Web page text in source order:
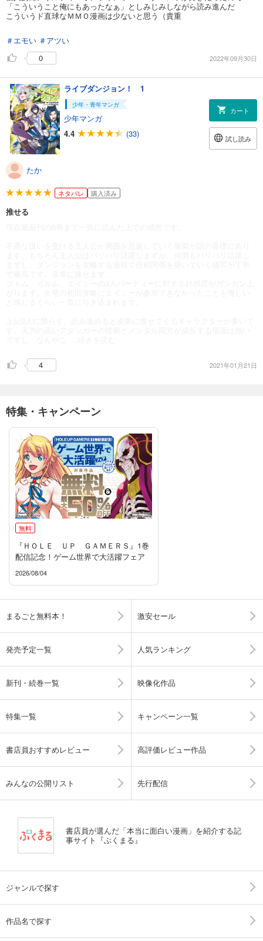
「こういうこと俺にもあったなぁ」としみじみしながら読み進んだ
こういうド直球なＭＭＯ漫画は少ないと思う（貴重
＃エモい ＃アツい
0
2022年09月30日
ライブダンジョン！ 1
少年・青年マンガ
少年マンガ
4.4
(33)
カート
試し読み
たか
ネタバレ 購入済み
推せる
4 2021年01月21日
特集・キャンペーン
無料
『ＨＯＬＥ ＵＰ ＧＡＭＥＲＳ』1巻
配信記念！ゲーム世界で大活躍フェア
2026/08/04
まるごと無料本！ 激安セール
発売予定一覧 人気ランキング
新刊・続巻一覧 映像化作品
特集一覧 キャンペーン一覧
書店員おすすめレビュー 高評価レビュー作品
みんなの公開リスト 先行配信
書店員が選んだ「本当に面白い漫画」を紹介する記
事サイト『ぶくまる』
ジャンルで探す
作品名で探す